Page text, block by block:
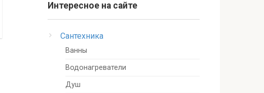
Интересное на сайте
Сантехника
Ванны
Водонагреватели
Душ